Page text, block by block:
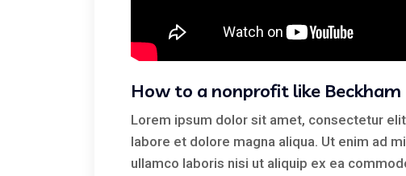
How to a nonprofit like Beckham
Lorem ipsum dolor sit amet, consectetur
labore et dolore magna aliqua. Ut enim ad
ullamco laboris nisi ut aliquip ex ea